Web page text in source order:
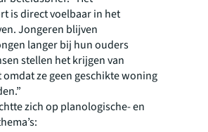
is direct voelbaar in het
Jongeren blijven
langer bij hun ouders
stellen het krijgen van
ze geen geschikte woning
zich op planologische- en